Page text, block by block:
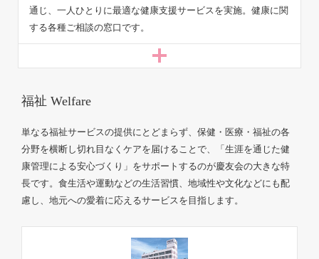
通じ、一人ひとりに最適な健康支援サービスを実施。健康に関
する各種ご相談の窓口です。
単なる福祉サービスの提供にとどまらず、保健・医療・福祉の各
分野を横断し切れ目なくケアを届けることで、「生涯を通じた健
康管理による安心づくり」をサポートするのが慶友会の大きな特
長です。食生活や運動などの生活習慣、地域性や文化などにも配
慮し、地元への愛着に応えるサービスを目指します。